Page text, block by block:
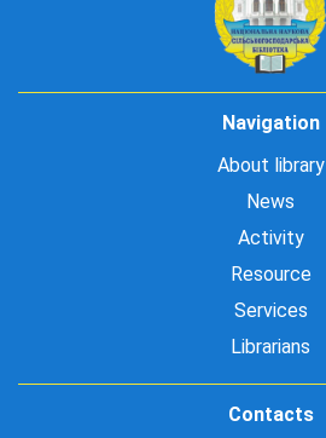
Navigation
About library
News
Activity
Resource
Services
Librarians
Contacts